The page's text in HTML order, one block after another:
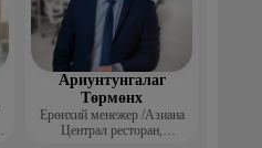
Ариунтунгалаг
Төрмөнх
Ерөнхий менежер /Азиана
Централ ресторан,